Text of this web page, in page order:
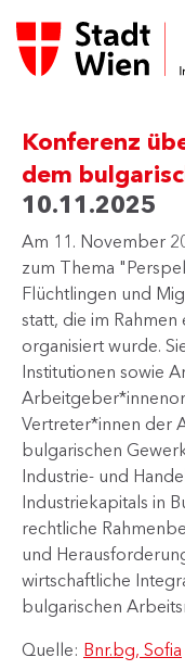
Konferenz
dem
10.11.2025
Am 11. November
zum Thema
Flüchtlingen und
statt, die im Rahmen
organisiert wurde.
Institutionen sowie
Vertreter*innen der
bulgarischen
Industrie- und
Industriekapitals in
rechtliche
und
wirtschaftliche
bulgarischen
Quelle: Bnr.bg, Sofia